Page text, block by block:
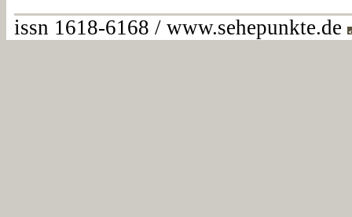
issn 1618-6168 / www.sehepunkte.de